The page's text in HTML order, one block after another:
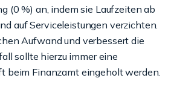
(0 %) an, indem sie Laufzeiten ab
auf Serviceleistungen verzichten.
Aufwand und verbessert die
sollte hierzu immer eine
beim Finanzamt eingeholt werden.